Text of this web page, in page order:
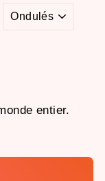
entier.